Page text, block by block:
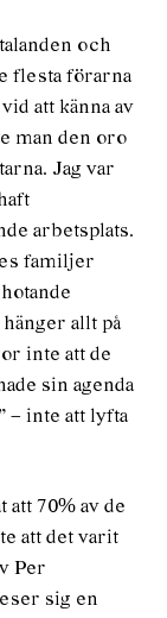
och
flesta förarna
att känna av
man den oro
Jag var
arbetsplats.
familjer
allt på
inte att de
sin agenda
– inte att lyfta
att 70% av de
att det varit
Per
sig en